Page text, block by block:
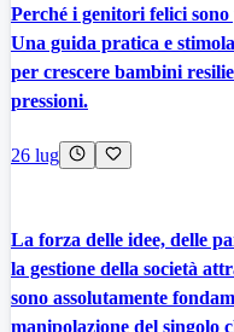
Perché i genitori felici
Una guida pratica e
per crescere bambini
pressioni.
26 lug
La forza delle idee, delle
la gestione della società
sono assolutamente
manipolazione del singolo